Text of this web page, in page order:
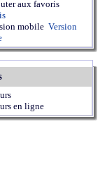
Version
en ligne